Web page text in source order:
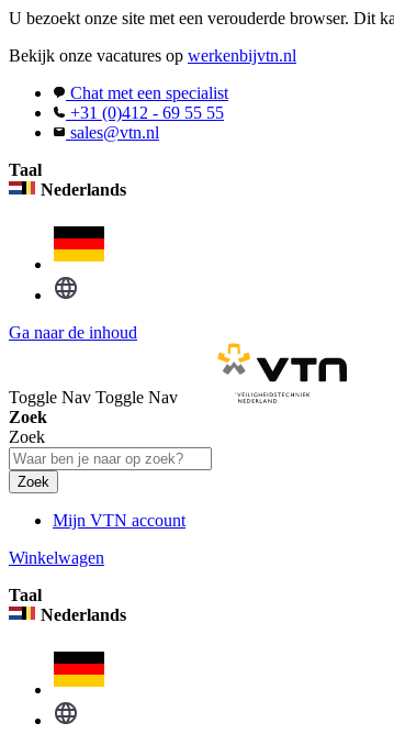
U bezoekt onze site met een verouderde browser. Dit
Bekijk onze vacatures op werkenbijvtn.nl
Chat met een specialist
+31 (0)412 - 69 55 55
sales@vtn.nl
Taal
Nederlands
Ga naar de inhoud
Toggle Nav Toggle Nav
Zoek
Zoek
Zoek
Mijn VTN account
Winkelwagen
Taal
Nederlands